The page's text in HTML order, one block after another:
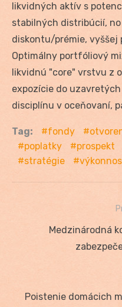
likvidných aktív s
stabilných distribúcií,
diskontu/prémie, vyššej
Optimálny portfóliový
likvidnú "core" vrstvu z
expozície do
disciplínu v oceňovaní,
Tag: fondy
poplatky
prospekt
stratégie
Navigácia
PreviousMedzinárodná
Next
Poistenie domácich